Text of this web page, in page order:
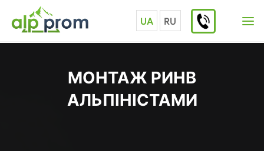
content
UA RU
МОНТАЖ РИНВ
АЛЬПІНІСТАМИ